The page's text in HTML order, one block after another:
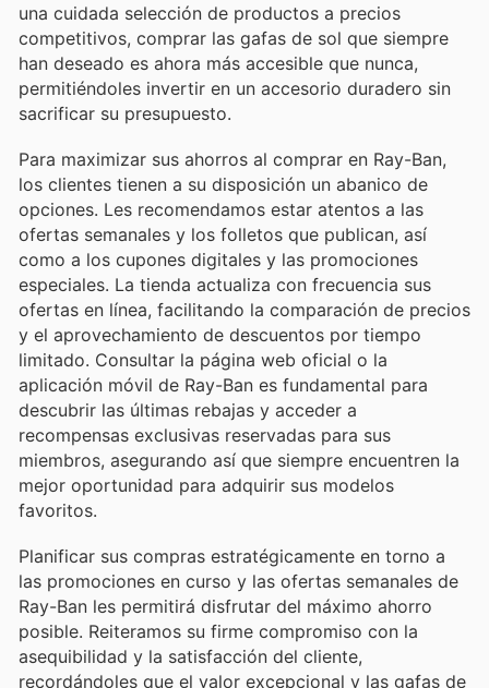
una cuidada selección de productos a precios
competitivos, comprar las gafas de sol que siempre
han deseado es ahora más accesible que nunca,
permitiéndoles invertir en un accesorio duradero sin
sacrificar su presupuesto.
Para maximizar sus ahorros al comprar en Ray-Ban,
los clientes tienen a su disposición un abanico de
opciones. Les recomendamos estar atentos a las
ofertas semanales y los folletos que publican, así
como a los cupones digitales y las promociones
especiales. La tienda actualiza con frecuencia sus
ofertas en línea, facilitando la comparación de precios
y el aprovechamiento de descuentos por tiempo
limitado. Consultar la página web oficial o la
aplicación móvil de Ray-Ban es fundamental para
descubrir las últimas rebajas y acceder a
recompensas exclusivas reservadas para sus
miembros, asegurando así que siempre encuentren la
mejor oportunidad para adquirir sus modelos
favoritos.
Planificar sus compras estratégicamente en torno a
las promociones en curso y las ofertas semanales de
Ray-Ban les permitirá disfrutar del máximo ahorro
posible. Reiteramos su firme compromiso con la
asequibilidad y la satisfacción del cliente,
recordándoles que el valor excepcional y las gafas de